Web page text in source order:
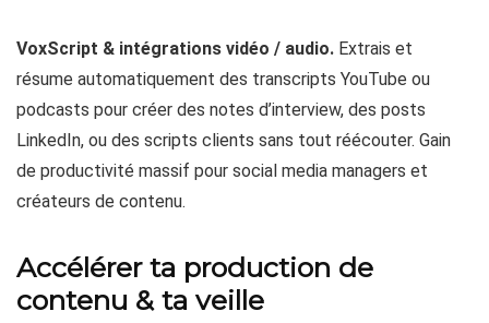
VoxScript & intégrations vidéo / audio. Extrais et
résume automatiquement des transcripts YouTube ou
podcasts pour créer des notes d’interview, des posts
LinkedIn, ou des scripts clients sans tout réécouter. Gain
de productivité massif pour social media managers et
créateurs de contenu.
Accélérer ta production de
contenu & ta veille